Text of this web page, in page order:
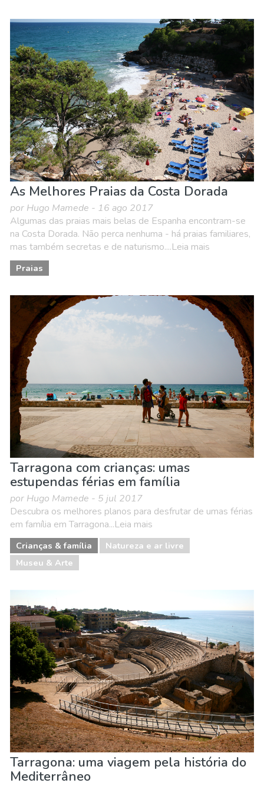
As Melhores Praias da Costa Dorada
por Hugo Mamede - 16 ago 2017
Algumas das praias mais belas de Espanha encontram-se
na Costa Dorada. Não perca nenhuma - há praias familiares,
mas também secretas e de naturismo....Leia mais
Praias
Tarragona com crianças: umas
estupendas férias em família
por Hugo Mamede - 5 jul 2017
Descubra os melhores planos para desfrutar de umas férias
em família em Tarragona...Leia mais
Crianças & família
Natureza e ar livre
Museu & Arte
Tarragona: uma viagem pela história do
Mediterrâneo